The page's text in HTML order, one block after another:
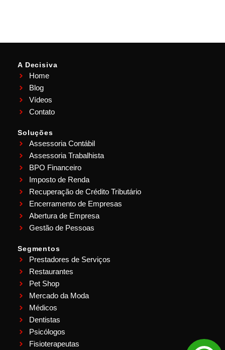
A Decisiva
Home
Blog
Vídeos
Contato
Soluções
Assessoria Contábil
Assessoria Trabalhista
BPO Financeiro
Imposto de Renda
Recuperação de Crédito Tributário
Encerramento de Empresas
Abertura de Empresa
Gestão de Pessoas
Segmentos
Prestadores de Serviços
Restaurantes
Pet Shop
Mercado da Moda
Médicos
Dentistas
Psicólogos
Fisioterapeutas